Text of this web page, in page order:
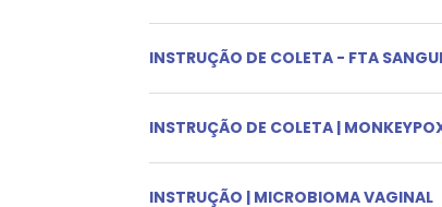
INSTRUÇÃO DE COLETA - FTA
INSTRUÇÃO DE COLETA |
INSTRUÇÃO | MICROBIOMA VAGINAL